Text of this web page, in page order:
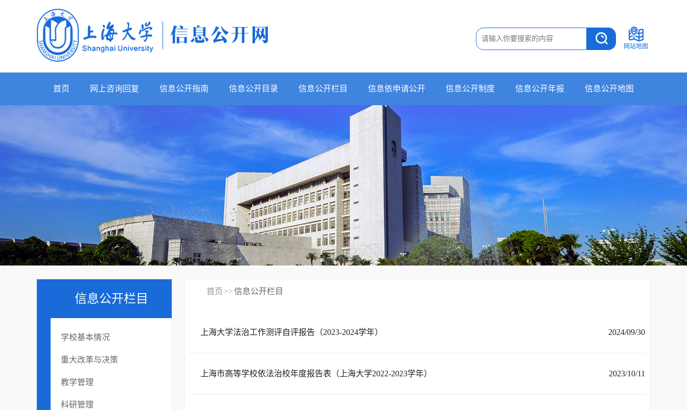
网站地图
首页 网上咨询回复 信息公开指南 信息公开目录 信息公开栏目 信息依申请公开 信息公开制度 信息公开年报 信息公开地图
信息公开栏目
学校基本情况
重大改革与决策
教学管理
科研管理
首页 >>信息公开栏目
上海大学法治工作测评自评报告（2023-2024学年） 2024/09/30
上海市高等学校依法治校年度报告表（上海大学2022-2023学年） 2023/10/11